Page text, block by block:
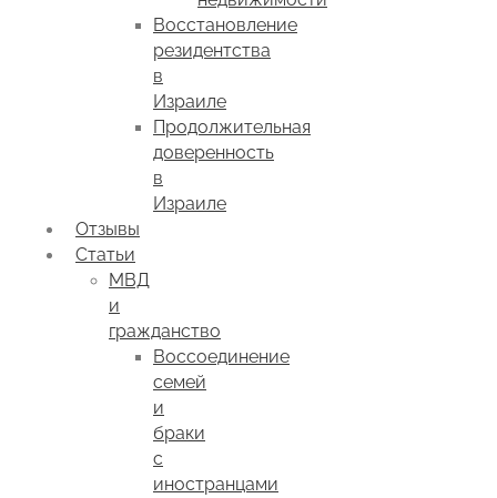
Восстановление
резидентства
в
Израиле
Продолжительная
доверенность
в
Израиле
Отзывы
Статьи
МВД
и
гражданство
Воссоединение
семей
и
браки
с
иностранцами